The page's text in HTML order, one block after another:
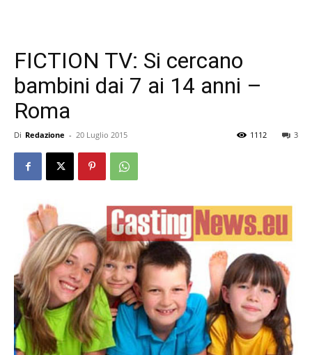
FICTION TV: Si cercano
bambini dai 7 ai 14 anni –
Roma
Di Redazione - 20 Luglio 2015 3
1112